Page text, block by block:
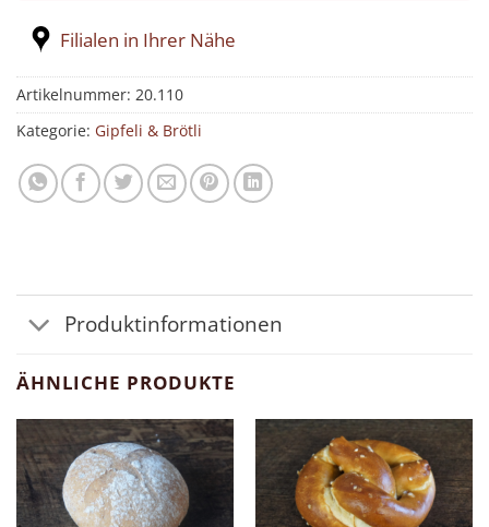
Filialen in Ihrer Nähe
Artikelnummer: 20.110
Kategorie: Gipfeli & Brötli
Produktinformationen
ÄHNLICHE PRODUKTE